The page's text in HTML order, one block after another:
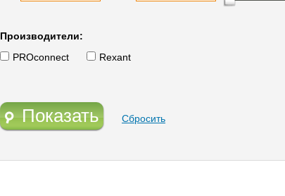
Производители:
PROconnect
Rexant
Показать Сбросить